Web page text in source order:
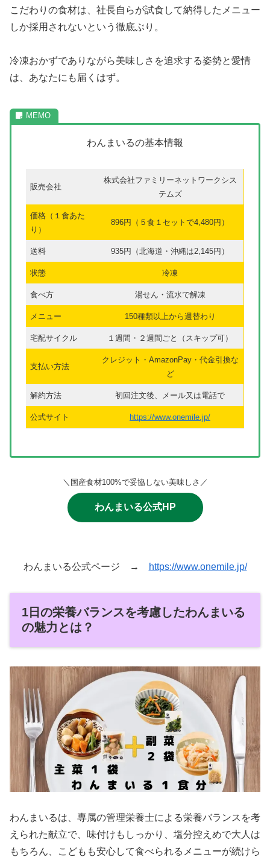
こだわりの食材は、社長自らが試食して納得したメニュー
しか採用されないという徹底ぶり。
冷凍おかずでありながら美味しさを追求する姿勢と愛情
は、あなたにも届くはず。
わんまいるの基本情報
販売会社
株式会社ファミリーネットワークシス
テムズ
価格（１食あた
り）
896円（５食１セットで4,480円）
送料 935円（北海道・沖縄は2,145円）
状態 冷凍
食べ方 湯せん・流水で解凍
メニュー 150種類以上から週替わり
宅配サイクル １週間・２週間ごと（スキップ可）
支払い方法
クレジット・AmazonPay・代金引換な
ど
解約方法 初回注文後、メール又は電話で
公式サイト https://www.onemile.jp/
＼国産食材100%で妥協しない美味しさ／
わんまいる公式HP
わんまいる公式ページ → https://www.onemile.jp/
1日の栄養バランスを考慮したわんまいる
の魅力とは？
わんまいるは、専属の管理栄養士による栄養バランスを考
えられた献立で、味付けもしっかり、塩分控えめで大人は
もちろん、こどもも安心して食べられるメニューが続けら